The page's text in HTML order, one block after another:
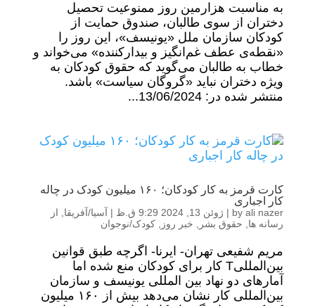
به مناسبت هزارمین روز ممنوعیت تحصیل
دختران از سوی طالبان، صندوق حمایت از
کودکان سازمان ملل «یونیسف»، این روز را
«نقطه‌ی عطف غم‌انگیز و بیدارکننده» می‌خواند و
خطاب به طالبان می‌گوید که حقوق کودکان به
ویژه دختران نباید «گروگان سیاست» باشد.
منتشر شده در: 13/06/2024...
کارت قرمز به کار کودکان؛ ۱۶۰ میلیون کودک در چاله
کار اجباری
byali nazer
| ژوئن 13, 2024 9:29 ق.ظ | آسیا/آفریقا
از
رسانه ها
حقوق بشر خبر روز کودک/نوجوان
مریم شفیعی تهران- ایرنا- اگرچه طبق قوانین
بین‌المللیT کار برای کودکان منع شده اما
آمارهای دو نهاد بین المللی یونیسف و سازمان
بین‌المللی کار نشان می‌دهد بیش از ۱۶۰ میلیون